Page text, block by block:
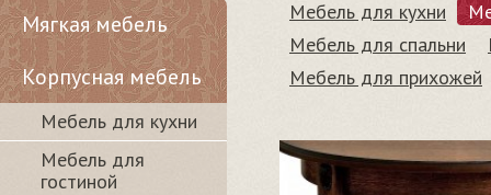
Мебель для кухни
Мебель для спальни
Мебель для прихожей
Мягкая мебель
Корпусная мебель
Мебель для кухни
Мебель для
гостиной